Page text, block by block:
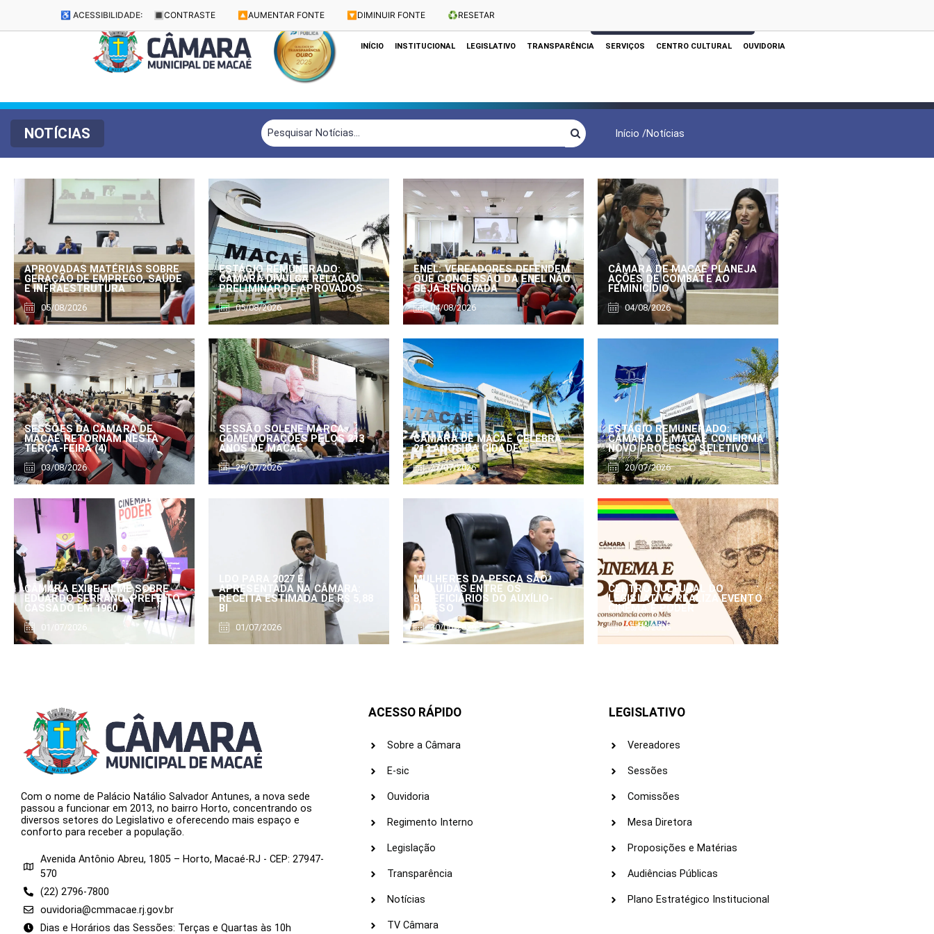
♿ ACESSIBILIDADE: 🔳 CONTRASTE 🔼 AUMENTAR FONTE 🔽 DIMINUIR FONTE ♻️RESETAR
Dias e Horários das Sessões: Terças e Quartas às 10h
INÍCIO INSTITUCIONAL LEGISLATIVO TRANSPARÊNCIA SERVIÇOS CENTRO CULTURAL OUVIDORIA
NOTÍCIAS Início /Notícias
APROVADAS MATÉRIAS SOBRE
GERAÇÃO DE EMPREGO, SAÚDE
E INFRAESTRUTURA
05/08/2026
ESTÁGIO REMUNERADO:
CÂMARA DIVULGA RELAÇÃO
PRELIMINAR DE APROVADOS
05/08/2026
ENEL: VEREADORES DEFENDEM
QUE CONCESSÃO DA ENEL NÃO
SEJA RENOVADA
04/08/2026
CÂMARA DE MACAÉ PLANEJA
AÇÕES DE COMBATE AO
FEMINICÍDIO
04/08/2026
SESSÕES DA CÂMARA DE
MACAÉ RETORNAM NESTA
TERÇA-FEIRA (4)
03/08/2026
SESSÃO SOLENE MARCA
COMEMORAÇÕES PELOS 213
ANOS DE MACAÉ
29/07/2026
CÂMARA DE MACAÉ CELEBRA
213 ANOS DA CIDADE
27/07/2026
ESTÁGIO REMUNERADO:
CÂMARA DE MACAÉ CONFIRMA
NOVO PROCESSO SELETIVO
20/07/2026
CÂMARA EXIBE FILME SOBRE
EDUARDO SERRANO, PREFEITO
CASSADO EM 1960
01/07/2026
LDO PARA 2027 É
APRESENTADA NA CÂMARA:
RECEITA ESTIMADA DE R$ 5,88
BI
01/07/2026
MULHERES DA PESCA SÃO
INCLUÍDAS ENTRE OS
BENEFICIÁRIOS DO AUXÍLIO-
DEFESO
30/06/2026
CENTRO CULTURAL DO
LEGISLATIVO REALIZA EVENTO
CINEMA E PODER
25/06/2026
Com o nome de Palácio Natálio Salvador Antunes, a nova sede
passou a funcionar em 2013, no bairro Horto, concentrando os
diversos setores do Legislativo e oferecendo mais espaço e
conforto para receber a população.
Avenida Antônio Abreu, 1805 – Horto, Macaé-RJ - CEP: 27947-
570
(22) 2796-7800
ouvidoria@cmmacae.rj.gov.br
Dias e Horários das Sessões: Terças e Quartas às 10h
ACESSO RÁPIDO
Sobre a Câmara
E-sic
Ouvidoria
Regimento Interno
Legislação
Transparência
Notícias
TV Câmara
LEGISLATIVO
Vereadores
Sessões
Comissões
Mesa Diretora
Proposições e Matérias
Audiências Públicas
Plano Estratégico Institucional